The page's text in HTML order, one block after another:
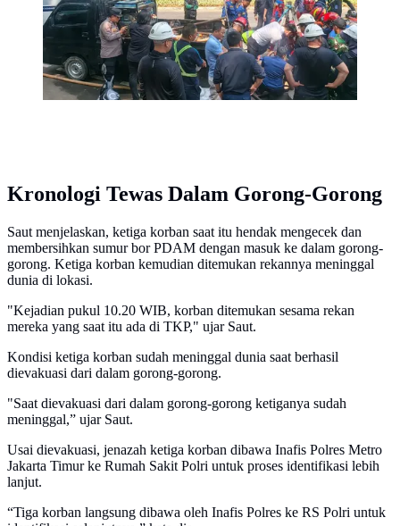
Kronologi Tewas Dalam Gorong-Gorong
Saut menjelaskan, ketiga korban saat itu hendak mengecek dan
membersihkan sumur bor PDAM dengan masuk ke dalam gorong-
gorong. Ketiga korban kemudian ditemukan rekannya meninggal
dunia di lokasi.
"Kejadian pukul 10.20 WIB, korban ditemukan sesama rekan
mereka yang saat itu ada di TKP," ujar Saut.
Kondisi ketiga korban sudah meninggal dunia saat berhasil
dievakuasi dari dalam gorong-gorong.
"Saat dievakuasi dari dalam gorong-gorong ketiganya sudah
meninggal,” ujar Saut.
Usai dievakuasi, jenazah ketiga korban dibawa Inafis Polres Metro
Jakarta Timur ke Rumah Sakit Polri untuk proses identifikasi lebih
lanjut.
“Tiga korban langsung dibawa oleh Inafis Polres ke RS Polri untuk